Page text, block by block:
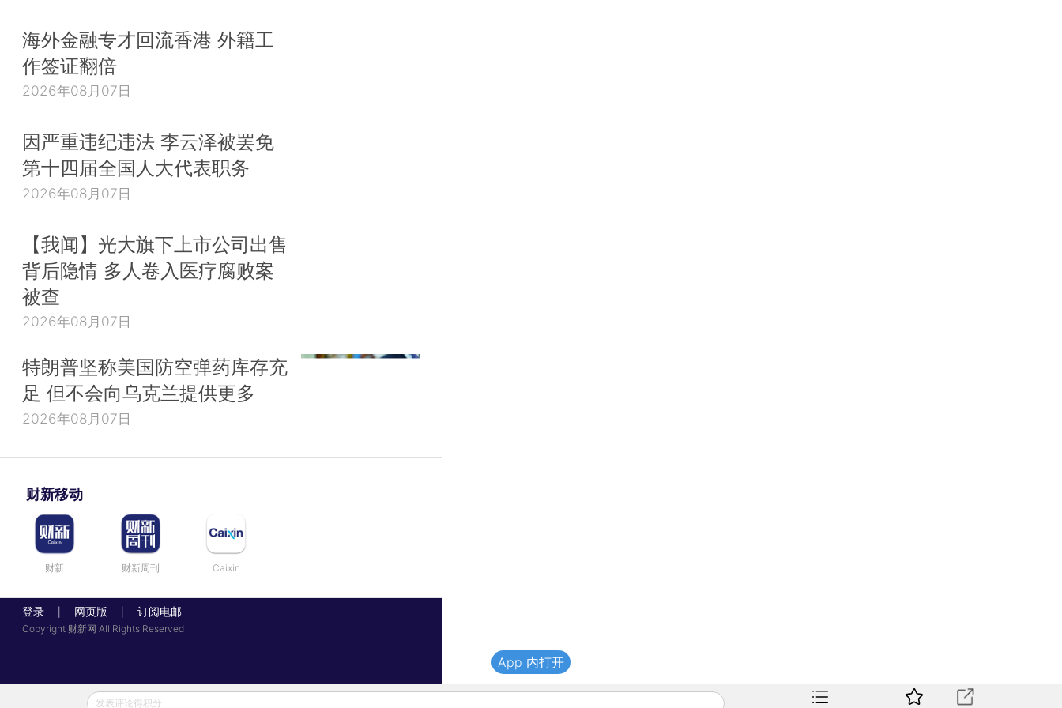
海外金融专才回流香港 外籍工
作签证翻倍
2026年08月07日
因严重违纪违法 李云泽被罢免
第十四届全国人大代表职务
2026年08月07日
【我闻】光大旗下上市公司出售
背后隐情 多人卷入医疗腐败案
被查
2026年08月07日
特朗普坚称美国防空弹药库存充
足 但不会向乌克兰提供更多
2026年08月07日
财新移动
财新 财新周刊 Caixin
登录 网页版 订阅电邮
Copyright 财新网 All Rights Reserved
发表评论得积分
App 内打开